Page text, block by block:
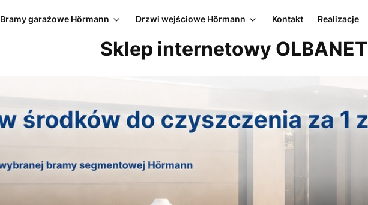
Bramy garażowe Hörmann Drzwi wejściowe Hörmann Kontakt Realizacje
Sklep internetowy OLBANET